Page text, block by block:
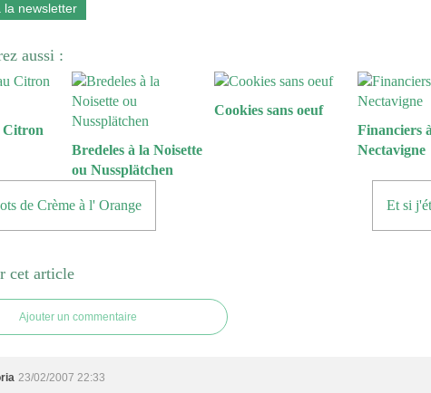
la newsletter
aussi :
Citron
Bredeles à la Noisette
ou Nussplätchen
Cookies sans oeuf
Financiers
Nectavigne
de Crème à l' Orange Et si
cet article
Ajouter un commentaire
23/02/2007 22:33